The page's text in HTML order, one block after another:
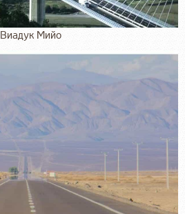
Виадук Мийо